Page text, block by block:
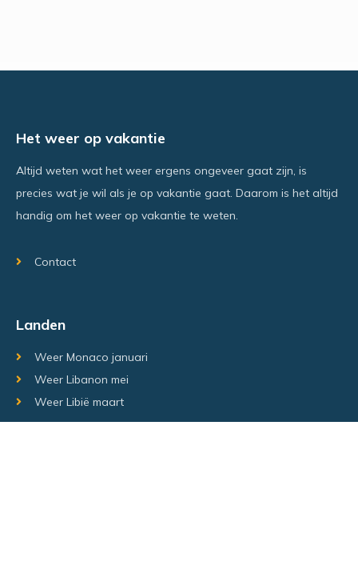
Het weer op vakantie
Altijd weten wat het weer ergens ongeveer gaat zijn, is
precies wat je wil als je op vakantie gaat. Daarom is het altijd
handig om het weer op vakantie te weten.
Contact
Landen
Weer Monaco januari
Weer Libanon mei
Weer Libië maart